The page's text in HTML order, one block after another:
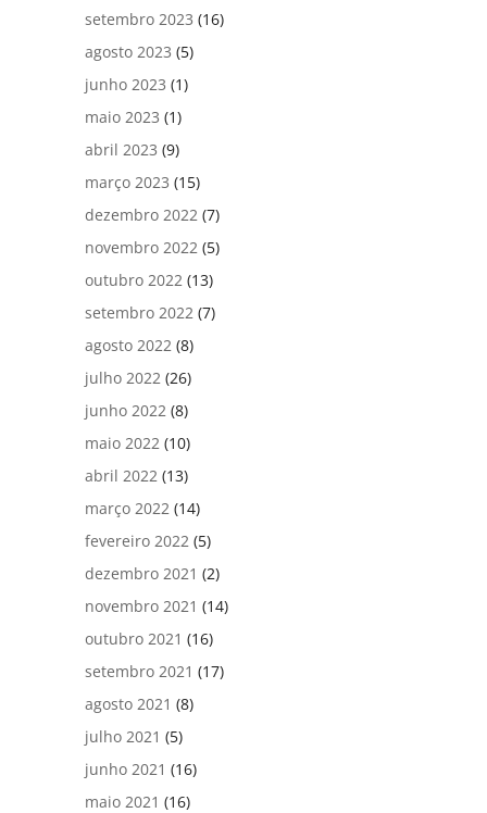
setembro 2023 (16)
agosto 2023 (5)
junho 2023 (1)
maio 2023 (1)
abril 2023 (9)
março 2023 (15)
dezembro 2022 (7)
novembro 2022 (5)
outubro 2022 (13)
setembro 2022 (7)
agosto 2022 (8)
julho 2022 (26)
junho 2022 (8)
maio 2022 (10)
abril 2022 (13)
março 2022 (14)
fevereiro 2022 (5)
dezembro 2021 (2)
novembro 2021 (14)
outubro 2021 (16)
setembro 2021 (17)
agosto 2021 (8)
julho 2021 (5)
junho 2021 (16)
maio 2021 (16)